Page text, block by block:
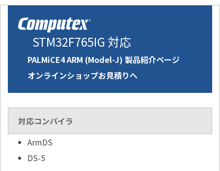
STM32F765IG 対応
PALMiCE4 ARM (Model-J) 製品紹介ページ
オンラインショップお見積りへ
対応コンパイラ
ArmDS
DS-5